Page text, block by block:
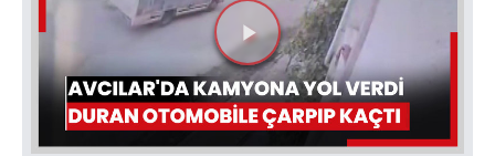
Videoyu
Oynat